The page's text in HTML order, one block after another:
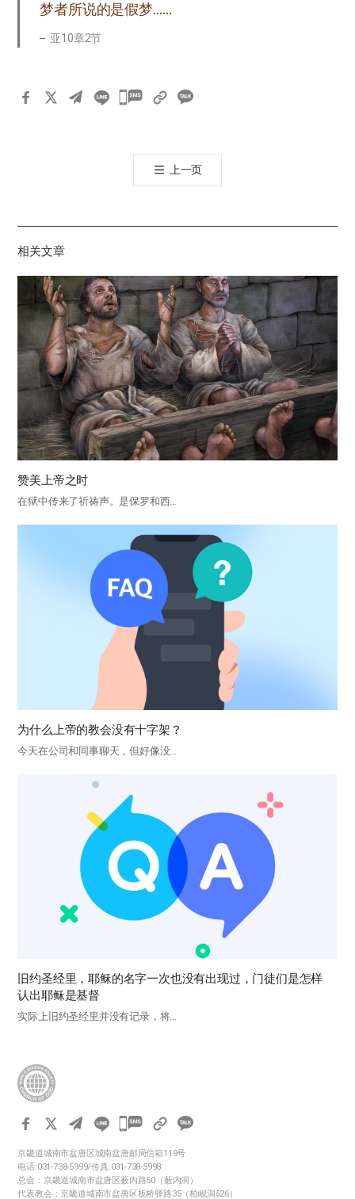
梦者所说的是假梦……
亚10章2节
카
톡
공
기
上一页
相关文章
赞美上帝之时
在狱中传来了祈祷声。是保罗和西…
为什么上帝的教会没有十字架？
今天在公司和同事聊天，但好像没…
旧约圣经里，耶稣的名字一次也没有出现过，门徒们是怎样
认出耶稣是基督
实际上旧约圣经里并没有记录，将…
카
오
톡
京畿道城南市盆唐区城南盆唐邮局信箱119号
电话:031-738-5999/传真:031-738-5998
总会：京畿道城南市盆唐区薮内路50（薮内洞）
代表教会：京畿道城南市盆唐区板桥驿路35（柏岘洞526）